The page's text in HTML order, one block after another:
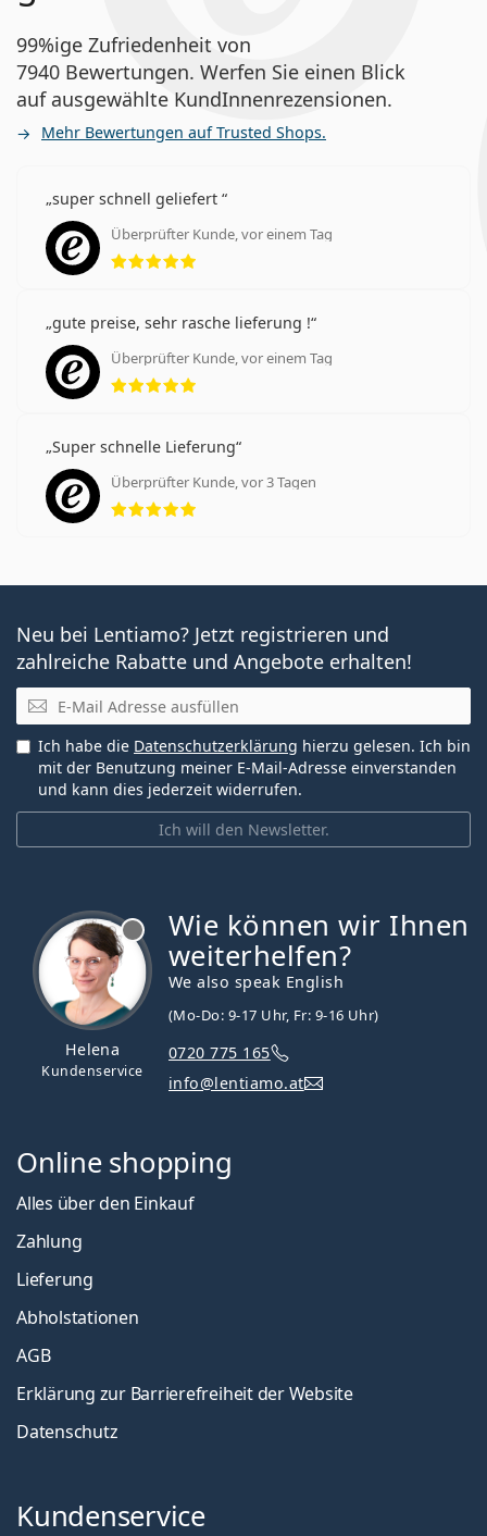
99%ige Zufriedenheit von
7940 Bewertungen. Werfen Sie einen Blick
auf ausgewählte KundInnenrezensionen.
Mehr Bewertungen auf Trusted Shops.
super schnell geliefert
Überprüfter Kunde, vor einem Tag
Bewertung 5 aus 5
gute preise, sehr rasche lieferung !
Überprüfter Kunde, vor einem Tag
Bewertung 5 aus 5
Super schnelle Lieferung
Überprüfter Kunde, vor 3 Tagen
Bewertung 5 aus 5
Neu bei Lentiamo? Jetzt registrieren und
zahlreiche Rabatte und Angebote erhalten!
E-Mail
Ich will den Newsletter.
Ich habe die Datenschutzerklärung hierzu gelesen. Ich bin
mit der Benutzung meiner E-Mail-Adresse einverstanden
und kann dies jederzeit widerrufen.
Helena
Kundenservice
Wie können wir Ihnen
weiterhelfen?
We also speak English
(Mo-Do: 9-17 Uhr, Fr: 9-16 Uhr)
0720 775 165
info@lentiamo.at
Online shopping
Alles über den Einkauf
Zahlung
Lieferung
Abholstationen
AGB
Erklärung zur Barrierefreiheit der Website
Datenschutz
Kundenservice